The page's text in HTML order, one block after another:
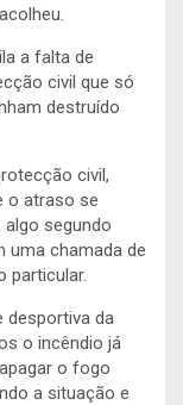
a falta de
civil que só
destruído
civil,
o atraso se
algo segundo
uma chamada de
particular.
desportiva da
o incêndio já
o fogo
a situação e